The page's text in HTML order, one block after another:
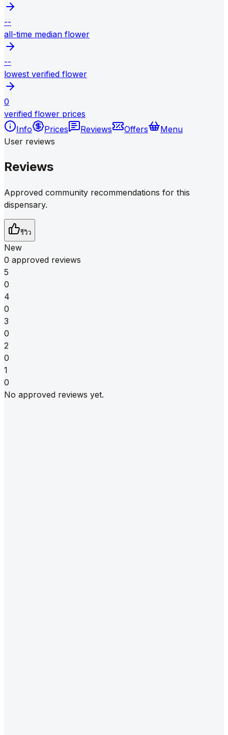
--
all-time median flower
--
lowest verified flower
0
verified flower prices
Info
Prices Reviews Offers
Menu
User reviews
Reviews
Approved community recommendations for this
dispensary.
รีวิว
New
0 approved reviews
5
0
4
0
3
0
2
0
1
0
No approved reviews yet.